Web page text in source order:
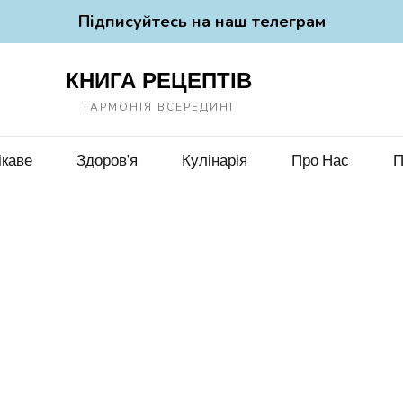
Підписуйтесь на наш телеграм
КНИГА РЕЦЕПТІВ
ГАРМОНІЯ ВСЕРЕДИНІ
Здоров’я Кулінарія Про Нас